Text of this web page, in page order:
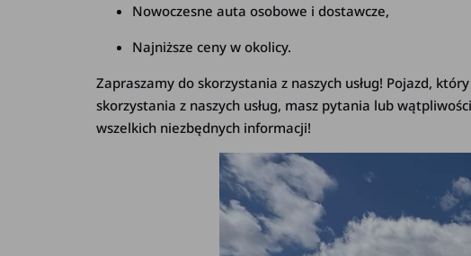
Nowoczesne auta osobowe i dostawcze,
Najniższe ceny w okolicy.
Zapraszamy do skorzystania z naszych usług! Pojazd,
skorzystania z naszych usług, masz pytania lub
wszelkich niezbędnych informacji!